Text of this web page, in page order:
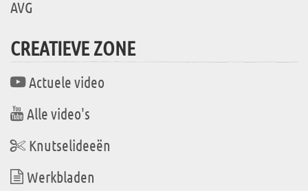
AVG
CREATIEVE ZONE
Actuele video
Alle video's
Knutselideeën
Werkbladen